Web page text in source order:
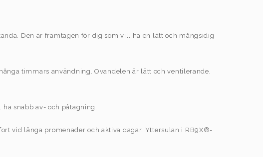
Den är framtagen för dig som vill ha en lätt och mångsidig
timmars användning. Ovandelen är lätt och ventilerande,
snabb av- och påtagning.
vid långa promenader och aktiva dagar. Yttersulan i RB9X®-